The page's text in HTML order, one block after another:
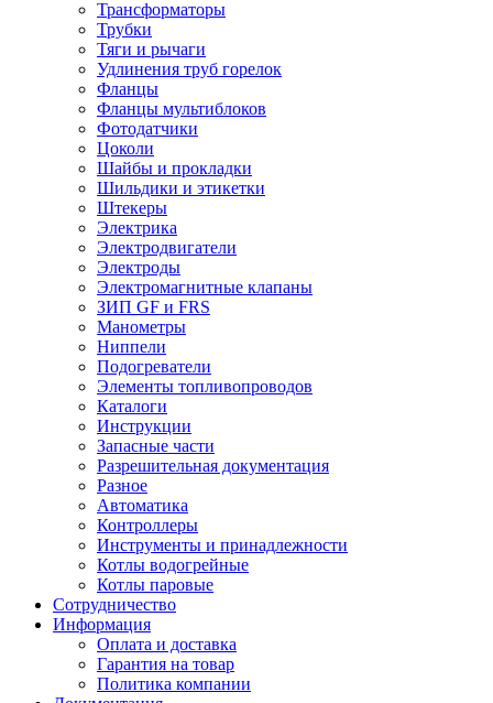
Трансформаторы
Трубки
Тяги и рычаги
Удлинения труб горелок
Фланцы
Фланцы мультиблоков
Фотодатчики
Цоколи
Шайбы и прокладки
Шильдики и этикетки
Штекеры
Электрика
Электродвигатели
Электроды
Электромагнитные клапаны
ЗИП GF и FRS
Манометры
Ниппели
Подогреватели
Элементы топливопроводов
Каталоги
Инструкции
Запасные части
Разрешительная документация
Разное
Автоматика
Контроллеры
Инструменты и принадлежности
Котлы водогрейные
Котлы паровые
Сотрудничество
Информация
Оплата и доставка
Гарантия на товар
Политика компании